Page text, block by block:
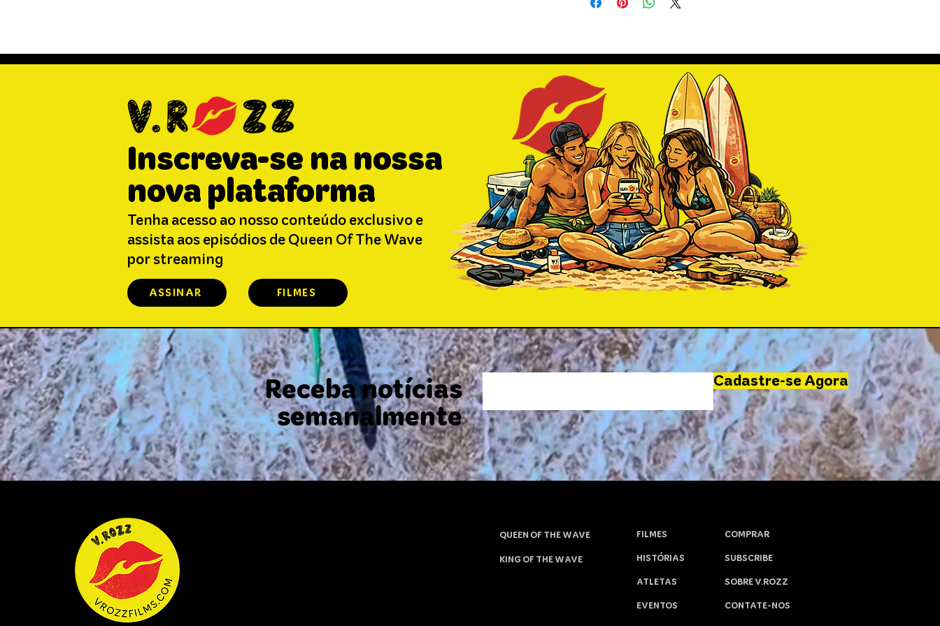
Inscreva-se na nossa
nova plataforma
Tenha acesso ao nosso conteúdo exclusivo e
assista aos episódios de Queen Of The Wave
por streaming
ASSINAR FILMES
Receba notícias
semanalmente
Cadastre-se Agora
QUEEN OF THE WAVE
KING OF THE WAVE
FILMES
HISTÓRIAS
ATLETAS
EVENTOS
COMPRAR
SUBSCRIBE
SOBRE V.ROZZ
CONTATE-NOS